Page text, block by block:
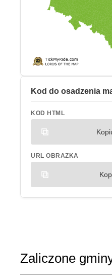
Kod do osadzenia
KOD HTML
URL OBRAZKA
Zaliczone